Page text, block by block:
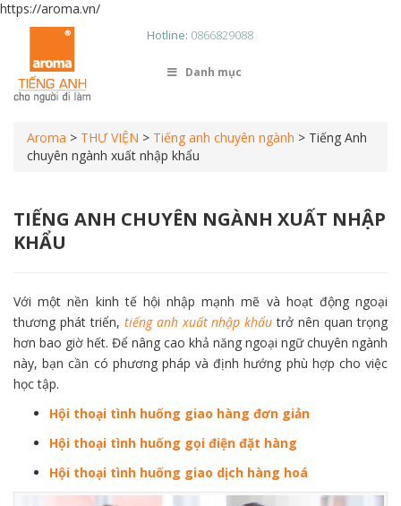
https://aroma.vn/
Hotline: 0866829088
Danh mục
Aroma > THƯ VIỆN > Tiếng anh chuyên ngành > Tiếng Anh
chuyên ngành xuất nhập khẩu
TIẾNG ANH CHUYÊN NGÀNH XUẤT NHẬP
KHẨU
Với một nền kinh tế hội nhập mạnh mẽ và hoạt động ngoại
thương phát triển, tiếng anh xuất nhập khẩu trở nên quan trọng
hơn bao giờ hết. Để nâng cao khả năng ngoại ngữ chuyên ngành
này, bạn cần có phương pháp và định hướng phù hợp cho việc
học tập.
Hội thoại tình huống giao hàng đơn giản
Hội thoại tình huống gọi điện đặt hàng
Hội thoại tình huống giao dịch hàng hoá